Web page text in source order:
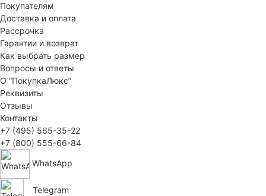
Покупателям
Доставка и оплата
Рассрочка
Гарантии и возврат
Как выбрать размер
Вопросы и ответы
О “ПокупкаЛюкс”
Реквизиты
Отзывы
Контакты
+7 (495) 565-35-22
+7 (800) 555-66-84
WhatsApp
Telegram